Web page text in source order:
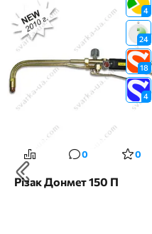
4
24
18
4
0 0
Різак Донмет 150 П